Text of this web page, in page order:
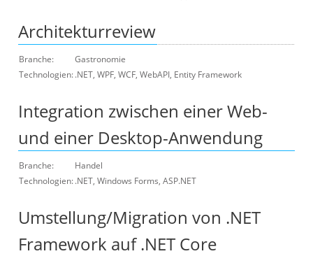
Architekturreview
Branche:
Gastronomie
Technologien:.NET, WPF, WCF, WebAPI, Entity Framework
Integration zwischen einer Web-
und einer Desktop-Anwendung
Branche:
Handel
Technologien:.NET, Windows Forms, ASP.NET
Umstellung/Migration von .NET
Framework auf .NET Core